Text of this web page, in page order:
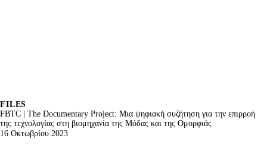
FILES
FBTC | The Documentary Project: Μια ψηφιακή συζήτηση για την επιρροή
της τεχνολογίας στη βιομηχανία της Μόδας και της Ομορφιάς
16 Οκτωβρίου 2023